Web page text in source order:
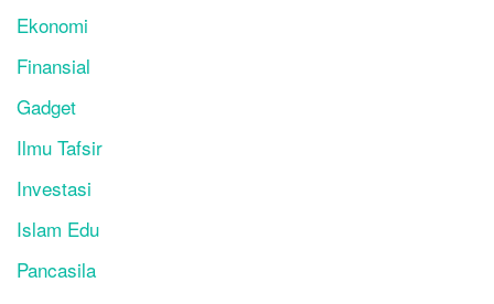
Ekonomi
Finansial
Gadget
Ilmu Tafsir
Investasi
Islam Edu
Pancasila